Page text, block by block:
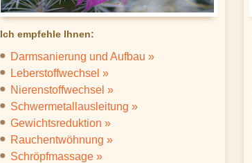
Ich empfehle Ihnen:
Darmsanierung und Aufbau »
Leberstoffwechsel »
Nierenstoffwechsel »
Schwermetallausleitung »
Gewichtsreduktion »
Rauchentwöhnung »
Schröpfmassage »